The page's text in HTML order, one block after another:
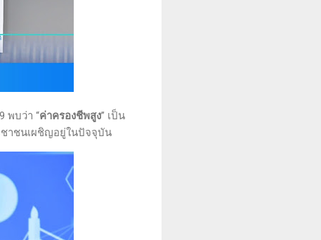
พบว่า “ค่าครองชีพสูง” เป็น
าชนเผชิญอยู่ในปัจจุบัน